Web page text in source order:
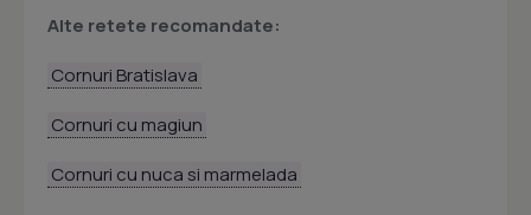
Alte retete recomandate:
Cornuri Bratislava
Cornuri cu magiun
Cornuri cu nuca si marmelada